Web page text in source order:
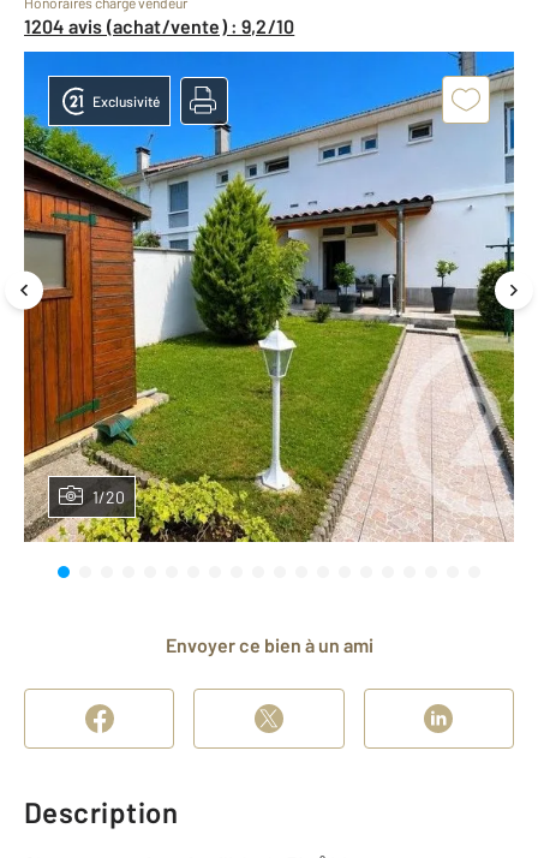
1204 avis (achat/vente) : 9,2/10
1/20
Exclusivité
Envoyer ce bien à un ami
Description